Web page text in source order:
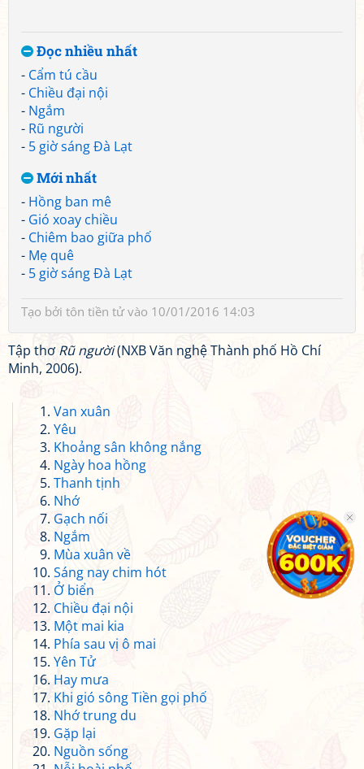
Đọc nhiều nhất
- Cẩm tú cầu
- Chiều đại nội
- Ngắm
- Rũ người
- 5 giờ sáng Đà Lạt
Mới nhất
- Hồng ban mê
- Gió xoay chiều
- Chiêm bao giữa phố
- Mẹ quê
- 5 giờ sáng Đà Lạt
Tạo bởi tôn tiền tửvào 10/01/2016 14:03
Tập thơ Rũ người(NXB Văn nghệ Thành phố Hồ Chí
Minh, 2006).
Van xuân
Yêu
Khoảng sân không nắng
Ngày hoa hồng
Thanh tịnh
Nhớ
Gạch nối
Ngắm
Mùa xuân về
Sáng nay chim hót
Ở biển
Chiều đại nội
Một mai kia
Phía sau vị ô mai
Yên Tử
Hay mưa
Khi gió sông Tiền gọi phố
Nhớ trung du
Gặp lại
Nguồn sống